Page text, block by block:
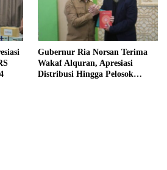
Gubernur Ria Norsan Terima
Wakaf Alquran, Apresiasi
Distribusi Hingga Pelosok